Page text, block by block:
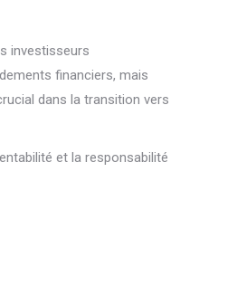
investisseurs
financiers, mais
dans la transition vers
et la responsabilité